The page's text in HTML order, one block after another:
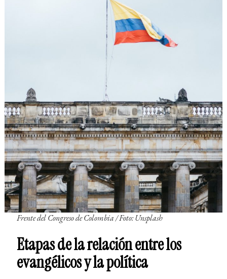
Frente del Congreso de Colombia/ Foto: Unsplash
Etapas de la relación entre los
evangélicos y la política